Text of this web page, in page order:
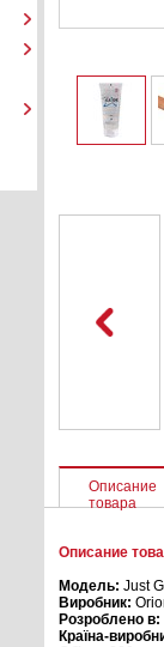
Описание
товара
Описание
Модель: Just
Виробник:
Розроблено в:
Країна-